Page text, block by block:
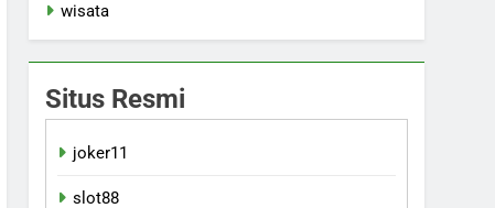
wisata
Situs Resmi
joker11
slot88